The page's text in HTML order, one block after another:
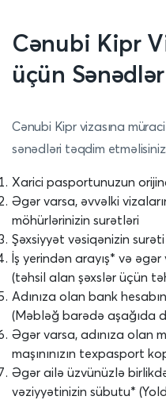
Cənubi Kipr
üçün
Cənubi Kipr vizasına
sənədləri təqdim etməlisiniz:
Xarici pasportunuzun
Əgər varsa, əvvəlki
möhürlərinizin surətləri
Şəxsiyyət vəsiqənizin surəti
İş yerindən arayış* və əgər
(təhsil alan şəxslər üçün
Adınıza olan bank
(Məbləğ barədə aşağıda
Əgər varsa, adınıza olan
maşınınızın texpasport
Əgər ailə üzvünüzlə
vəziyyətinizin sübutu*